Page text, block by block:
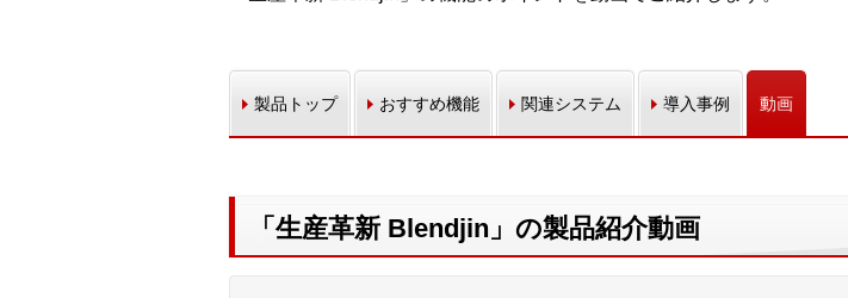
製品トップ おすすめ機能 関連システム 導入事例 動画
「生産革新 Blendjin」の製品紹介動画